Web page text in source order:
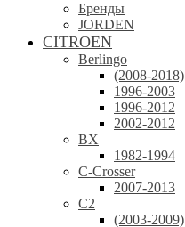
Бренды
JORDEN
CITROEN
Berlingo
(2008-2018)
1996-2003
1996-2012
2002-2012
BX
1982-1994
C-Crosser
2007-2013
C2
(2003-2009)